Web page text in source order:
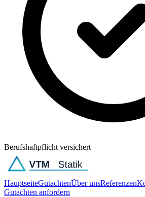
Berufshaftpflicht versichert
HauptseiteGutachtenÜber unsReferenzen
Gutachten anfordern